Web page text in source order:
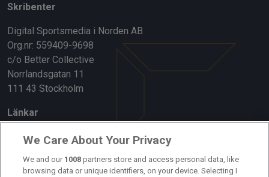
Skribenter
Digital Sportsmedia i Norden AB
Org.nr: 559409-9698
c/o Better Collective
Norrlandsgatan 11
111 43 Stockholm
Länkar
Om oss
Kontakta oss
We Care About Your Privacy
We and our 1008 partners store and access personal data, like
browsing data or unique identifiers, on your device. Selecting I